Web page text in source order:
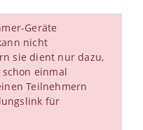
Geräte
nicht
sie dient nur dazu,
einmal
Teilnehmern
für